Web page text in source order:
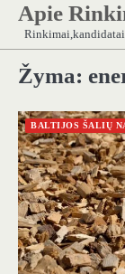
Skip
content
Apie
Žyma:
BALTIJOS ŠALIŲ